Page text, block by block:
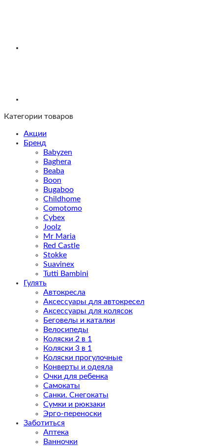
Категории товаров
Акции
Бренд
Babyzen
Baghera
Beaba
Boon
Bugaboo
Childhome
Comotomo
Cybex
Joolz
Mr Maria
Red Castle
Stokke
Suavinex
Tutti Bambini
Гулять
Автокресла
Аксессуары для автокресел
Аксессуары для колясок
Беговелы и каталки
Велосипеды
Коляски 2 в 1
Коляски 3 в 1
Коляски прогулочные
Конверты и одеяла
Очки для ребенка
Самокаты
Санки. Снегокаты
Сумки и рюкзаки
Эрго-переноски
Заботиться
Аптека
Ванночки